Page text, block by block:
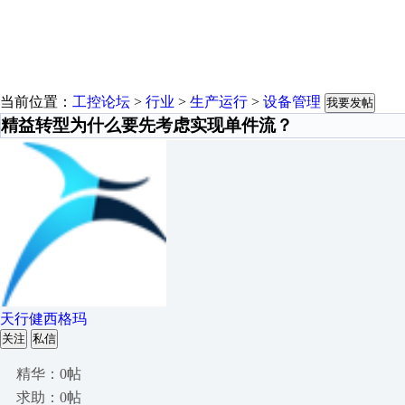
当前位置： 工控论坛 > 行业 > 生产运行 > 设备管理 我要发帖
精益转型为什么要先考虑实现单件流？
天行健西格玛
关注 私信
精华：0帖
求助：0帖